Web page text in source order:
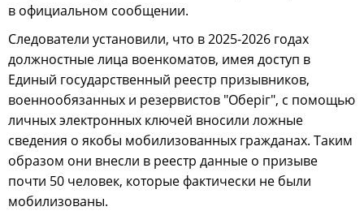
в официальном сообщении.
Следователи установили, что в 2025-2026 годах
должностные лица военкоматов, имея доступ в
Единый государственный реестр призывников,
военнообязанных и резервистов "Оберіг", с помощью
личных электронных ключей вносили ложные
сведения о якобы мобилизованных гражданах. Таким
образом они внесли в реестр данные о призыве
почти 50 человек, которые фактически не были
мобилизованы.